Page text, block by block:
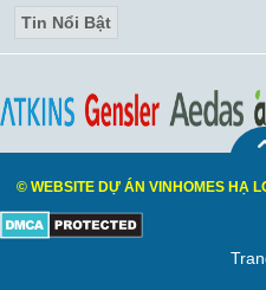
Tin Nổi Bật
© WEBSITE DỰ ÁN VINHOMES HẠ